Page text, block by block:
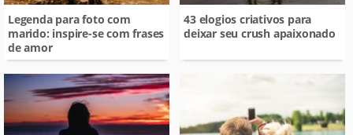
Legenda para foto com
marido: inspire-se com frases
de amor
43 elogios criativos para
deixar seu crush apaixonado